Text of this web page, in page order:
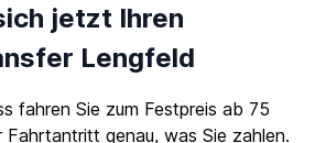
jetzt Ihren
Lengfeld
fahren Sie zum Festpreis ab 75
Fahrtantritt genau, was Sie zahlen.